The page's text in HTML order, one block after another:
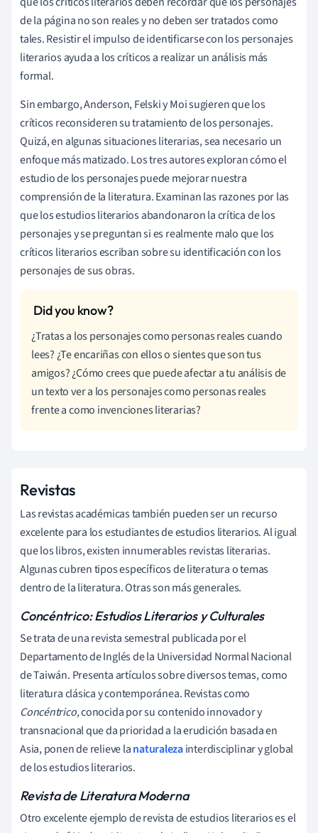
de la página no son reales y no deben ser tratados como
tales. Resistir el impulso de identificarse con los personajes
literarios ayuda a los críticos a realizar un análisis más
formal.
Sin embargo, Anderson, Felski y Moi sugieren que los
críticos reconsideren su tratamiento de los personajes.
Quizá, en algunas situaciones literarias, sea necesario un
enfoque más matizado. Los tres autoresexploran cómo el
estudio de los personajes puede mejorar nuestra
comprensión de la literatura.Examinan las razones por las
que los estudios literarios abandonaron la crítica de los
personajes y se preguntan si es realmente malo que los
críticos literarios escriban sobre su identificación con los
personajes de sus obras.
¿Tratas a los personajes como personas reales cuando
lees? ¿Te encariñas con ellos o sientes que son tus
amigos? ¿Cómo crees que puede afectar a tu análisis de
un texto ver a los personajes como personas reales
frente a como invenciones literarias?
Revistas
Las revistas académicas también pueden ser un recurso
excelente para los estudiantes de estudios literarios. Al igual
que los libros, existen innumerables revistas literarias.
Algunas cubren tipos específicos de literatura o temas
dentro de la literatura. Otras son más generales.
Concéntrico: Estudios Literarios y Culturales
Se trata de una revista semestral publicada por el
Departamento de Inglés de la Universidad Normal Nacional
de Taiwán. Presenta artículos sobre diversos temas, como
literatura clásica y contemporánea. Revistas como
Concéntrico,conocida por su contenido innovador y
transnacional que da prioridad a la erudición basada en
Asia, ponen de relieve lanaturalezainterdisciplinar y global
de los estudios literarios.
Revista de Literatura Moderna
Otro excelente ejemplo de revista de estudios literarios es el